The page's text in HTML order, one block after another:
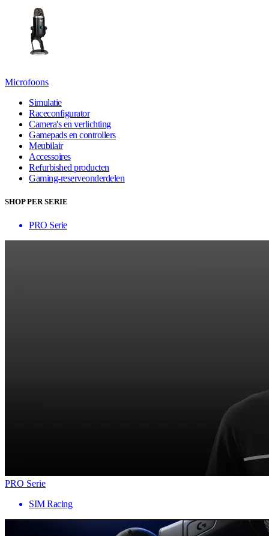
Microfoons
Simulatie
Raceconfigurator
Camera's en verlichting
Gamepads en controllers
Meubilair
Accessoires
Refurbished producten
Gaming-reserveonderdelen
SHOP PER SERIE
PRO Serie
PRO Serie
SIM Racing